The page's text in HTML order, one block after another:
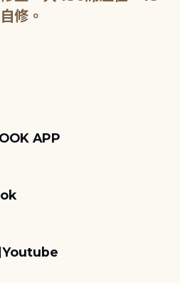
修。
APP
Youtube